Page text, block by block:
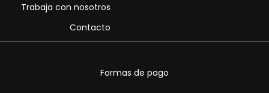
Trabaja con nosotros
Contacto
Formas de pago